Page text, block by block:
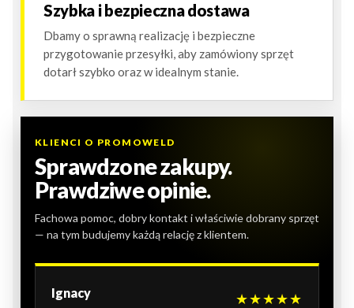
Szybka i bezpieczna dostawa
Dbamy o sprawną realizację i bezpieczne
przygotowanie przesyłki, aby zamówiony sprzęt
dotarł szybko oraz w idealnym stanie.
KLIENCI O PROMOWELD
Sprawdzone zakupy.
Prawdziwe opinie.
Fachowa pomoc, dobry kontakt i właściwie dobrany sprzęt
— na tym budujemy każdą relację z klientem.
Ignacy ★★★★★